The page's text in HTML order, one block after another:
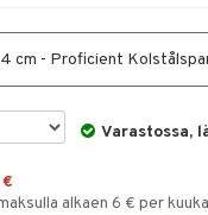
cm - Proficient
Varastossa,
€
alkaen 6 € per